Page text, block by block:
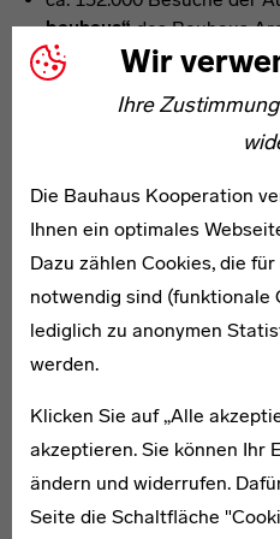
Wir
Ihre
Die Bauhaus Kooperation
Ihnen ein optimales
Dazu zählen Cookies, die
notwendig sind (funktionale
lediglich zu anonymen
werden.
Klicken Sie auf „Alle
akzeptieren. Sie können Ihr
ändern und widerrufen.
Seite die Schaltfläche
bauhaus“des Bauhaus
Gestaltung Berlin und der
(Stand: 28.01.2020)
mehr als 500.000
an den
der Welt
Zugriffszahlen im Web
3,5 Mill. Seitenaufrufe der
Jubiläumsplattform
(Stand 01.12.2019)
den Social Media Kanälen
Twitter) sowie des